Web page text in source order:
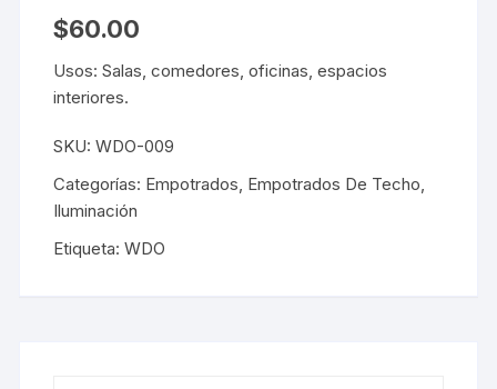
$60.00
Usos: Salas, comedores, oficinas, espacios
interiores.
SKU:WDO-009
Categorías: Empotrados Empotrados De Techo
Iluminación
Etiqueta:WDO